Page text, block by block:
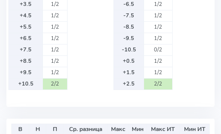
+3.5
1/2
+4.5
1/2
+5.5
1/2
+6.5
1/2
+7.5
1/2
+8.5
1/2
+9.5
1/2
+10.5
2/2
-6.5
1/2
-7.5
1/2
-8.5
1/2
-9.5
1/2
-10.5
0/2
+0.5
1/2
+1.5
1/2
+2.5
2/2
В Н П Ср. разница Макс Мин Макс ИТ
Мин ИТ